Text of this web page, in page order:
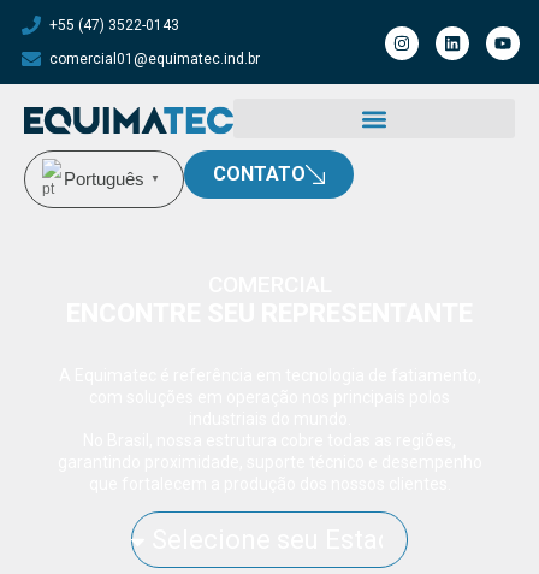
+55 (47) 3522-0143
comercial01@equimatec.ind.br
Português ▼ CONTATO